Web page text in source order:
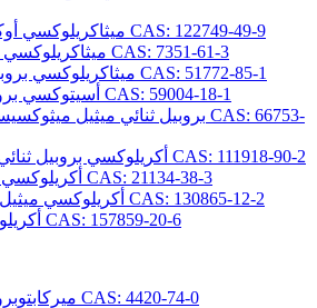
8-ميثاكريلوكسي أوكتيل تريميثوكسيسيلان CAS: 122749-49-9
3-ميثاكريلوكسي بروبيل تريكلوروسيلان CAS: 7351-61-3
3-ميثاكريلوكسي بروبيل ترياسيتوكسيسيلان CAS: 51772-85-1
3-أسيتوكسي بروبيل تريميثوكسيسيلان CAS: 59004-18-1
3-أكريلوكسي بروبيل ثنائي ميثيل ميثوكسيسيلان CAS: 111918-90-2
أكريلوكسي ميثيل تريميثوكسيسيلان CAS: 21134-38-3
أكريلوكسي ميثيل ميثيل دايميثوكسيسيلان CAS: 130865-12-2
أكريلوكسي تريسوبروبيلسيلان CAS: 157859-20-6
3-ميركابتوبروبيل تريميثوكسيسيلان CAS: 4420-74-0